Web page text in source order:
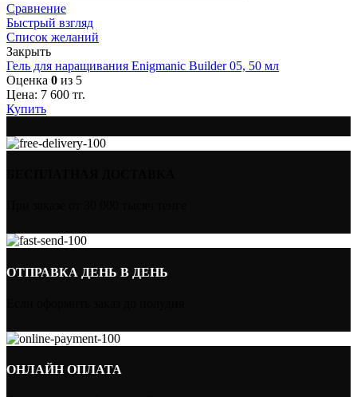
Сравнение
Быстрый взгляд
Список желаний
Закрыть
Гель для наращивания Enigmanic Builder 05, 50 мл
Оценка 0 из 5
Цена: 7 600 тг.
Купить
ОТПРАВКА ДЕНЬ В ДЕНЬ
ОНЛАЙН ОПЛАТА